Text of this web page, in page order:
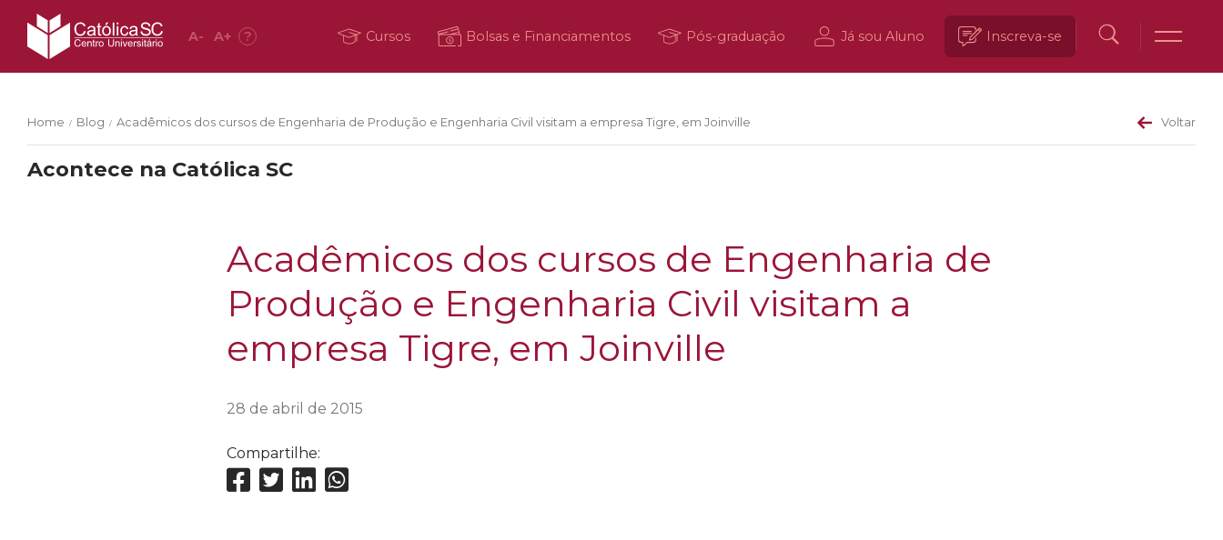
A- A+ ? Cursos Bolsas e Financiamentos Pós-graduação Já sou Aluno Inscreva-se
Home / Blog / Acadêmicos dos cursos de Engenharia de Produção e Engenharia Civil visitam a empresa Tigre, em Joinville Voltar
Acontece na Católica SC
Acadêmicos dos cursos de Engenharia de
Produção e Engenharia Civil visitam a
empresa Tigre, em Joinville
28 de abril de 2015
Compartilhe: